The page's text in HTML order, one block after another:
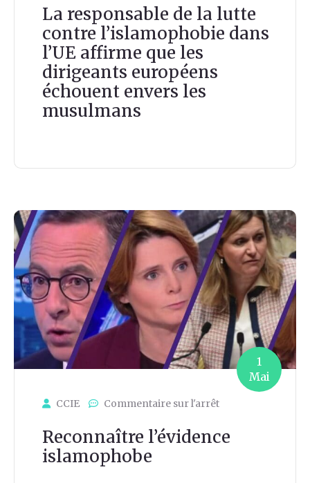
La responsable de la lutte
contre l’islamophobie dans
l’UE affirme que les
dirigeants européens
échouent envers les
musulmans
1
Mai
CCIE Commentaire sur l'arrêt
Reconnaître l’évidence
islamophobe